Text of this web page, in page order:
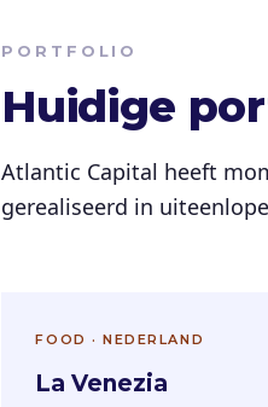
PORTFOLIO
Huidige
Atlantic Capital heeft
gerealiseerd in
FOOD · NEDERLAND
La Venezia